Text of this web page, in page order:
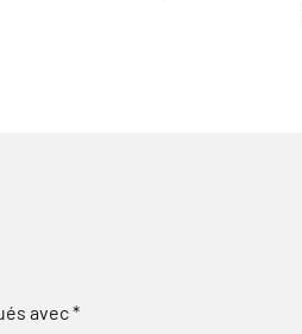
avec*